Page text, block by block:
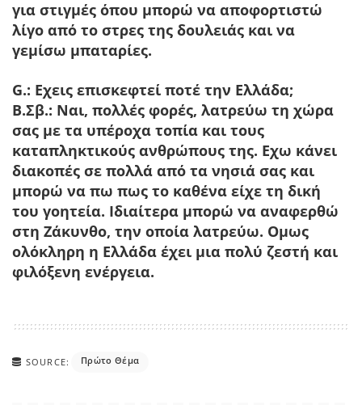
για στιγμές όπου μπορώ να αποφορτιστώ
λίγο από το στρες της δουλειάς και να
γεμίσω μπαταρίες.
G.: Εχεις επισκεφτεί ποτέ την Ελλάδα;
Β.Σβ.: Ναι, πολλές φορές, λατρεύω τη χώρα
σας με τα υπέροχα τοπία και τους
καταπληκτικούς ανθρώπους της. Εχω κάνει
διακοπές σε πολλά από τα νησιά σας και
μπορώ να πω πως το καθένα είχε τη δική
του γοητεία. Ιδιαίτερα μπορώ να αναφερθώ
στη Ζάκυνθο, την οποία λατρεύω. Ομως
ολόκληρη η Ελλάδα έχει μια πολύ ζεστή και
φιλόξενη ενέργεια.
SOURCE: Πρώτο Θέμα